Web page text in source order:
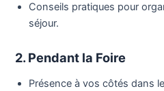
Conseils pratiques pour
séjour.
2. Pendant la Foire
Présence à vos côtés dans